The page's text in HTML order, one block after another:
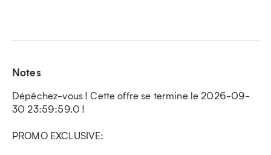
Notes
Dépêchez-vous ! Cette offre se termine le 2026-09-
30 23:59:59.0 !
PROMO EXCLUSIVE: